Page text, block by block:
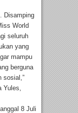
Disamping
World
seluruh
yang
mampu
berguna
sosial,”
8 Juli